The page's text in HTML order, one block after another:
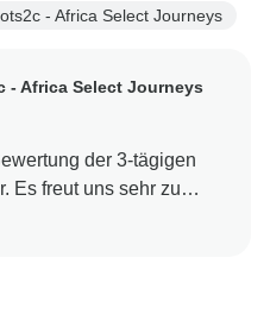
- Africa Select Journeys
- Africa Select Journeys
der 3-tägigen
Es freut uns sehr zu
Reiseerfahrung
auf Ihre Reise